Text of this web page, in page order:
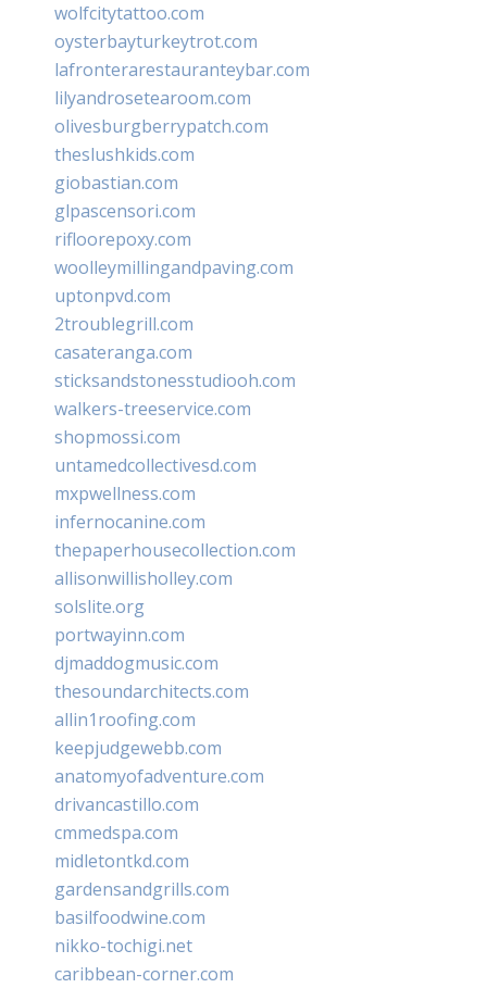
wolfcitytattoo.com
oysterbayturkeytrot.com
lafronterarestauranteybar.com
lilyandrosetearoom.com
olivesburgberrypatch.com
theslushkids.com
giobastian.com
glpascensori.com
rifloorepoxy.com
woolleymillingandpaving.com
uptonpvd.com
2troublegrill.com
casateranga.com
sticksandstonesstudiooh.com
walkers-treeservice.com
shopmossi.com
untamedcollectivesd.com
mxpwellness.com
infernocanine.com
thepaperhousecollection.com
allisonwillisholley.com
solslite.org
portwayinn.com
djmaddogmusic.com
thesoundarchitects.com
allin1roofing.com
keepjudgewebb.com
anatomyofadventure.com
drivancastillo.com
cmmedspa.com
midletontkd.com
gardensandgrills.com
basilfoodwine.com
nikko-tochigi.net
caribbean-corner.com